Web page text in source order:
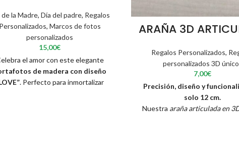
de la Madre, Día del padre, Regalos
Personalizados, Marcos de fotos
personalizados
15,00€
el amor con este elegante
de madera con diseño
. Perfecto para inmortalizar
ARAÑA 3D
Regalos Personalizados,
personalizados 3D
7,00€
Precisión, diseño y
solo 12 cm.
Nuestra araña articulada en